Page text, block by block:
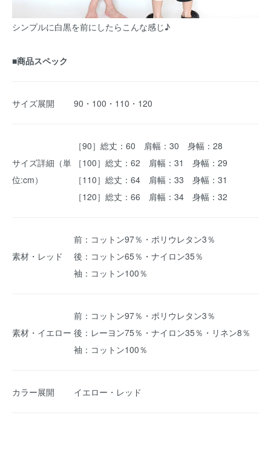
シンプルに白黒を前にしたらこんな感じ♪
■商品スペック
サイズ展開 90・100・110・120
サイズ詳細（単
位:cm）
［90］総丈：60 肩幅：30 身幅：28
［100］総丈：62 肩幅：31 身幅：29
［110］総丈：64 肩幅：33 身幅：31
［120］総丈：66 肩幅：34 身幅：32
素材・レッド
前：コットン97％・ポリウレタン3％
後：コットン65％・ナイロン35％
袖：コットン100％
素材・イエロー
前：コットン97％・ポリウレタン3％
後：レーヨン75％・ナイロン35％・リネン8％
袖：コットン100％
カラー展開 イエロー・レッド